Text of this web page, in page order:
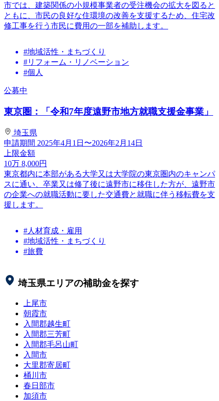
市では、建築関係の小規模事業者の受注機会の拡大を図ると
ともに、市民の良好な住環境の改善を支援するため、住宅改
修工事を行う市民に費用の一部を補助します。
#地域活性・まちづくり
#リフォーム・リノベーション
#個人
公募中
東京圏：「令和7年度遠野市地方就職支援金事業」
埼玉県
申請期間 2025年4月1日〜2026年2月14日
上限金額
10万 8,000円
東京都内に本部がある大学又は大学院の東京圏内のキャンパ
スに通い、卒業又は修了後に遠野市に移住した方が、遠野市
の企業への就職活動に要した交通費と就職に伴う移転費を支
援します。
#人材育成・雇用
#地域活性・まちづくり
#旅費
埼玉県エリアの補助金を探す
上尾市
朝霞市
入間郡越生町
入間郡三芳町
入間郡毛呂山町
入間市
大里郡寄居町
桶川市
春日部市
加須市